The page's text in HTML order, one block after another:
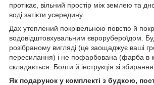
протікає, вільний простір між землею та
воді затікти усередину.
Дах утеплений покрівельною повстю й
водовідштовхувальним єврорубероїдом.
розібраному вигляді (це заощаджує ваші
пересилання) і не пофарбована (фарба в
складається. Болти й інструкція зі збирання
Як подарунок у комплекті з будкою,